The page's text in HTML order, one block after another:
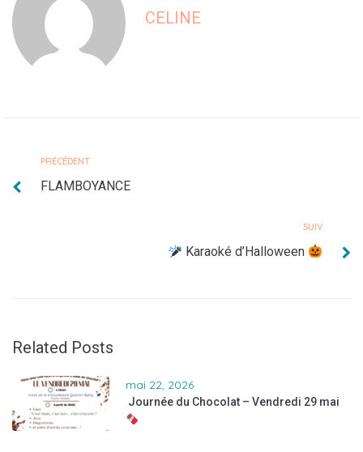
CELINE
PRÉCÉDENT
FLAMBOYANCE
SUIV
Karaoké d’Halloween
Related Posts
mai 22, 2026
Journée du Chocolat – Vendredi 29 mai